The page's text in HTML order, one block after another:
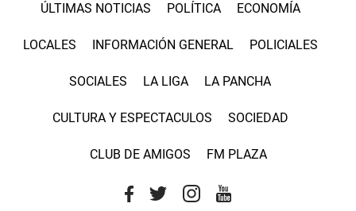
ÚLTIMAS NOTICIAS POLÍTICA ECONOMÍA
LOCALES INFORMACIÓN GENERAL POLICIALES
SOCIALES LA LIGA LA PANCHA
CULTURA Y ESPECTACULOS SOCIEDAD
CLUB DE AMIGOS FM PLAZA